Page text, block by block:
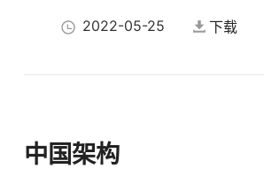
2022-05-25 下载
中国架构